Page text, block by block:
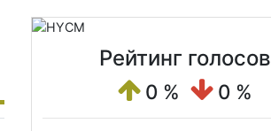
Рейтинг голосов
0 % 0 %